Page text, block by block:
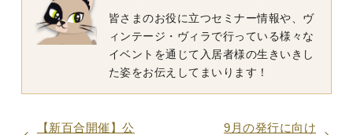
皆さまのお役に立つセミナー情報や、ヴ
ィンテージ・ヴィラで行っている様々な
イベントを通じて入居者様の生きいきし
た姿をお伝えしてまいります！
【新百合開催】公
9月の発行に向け